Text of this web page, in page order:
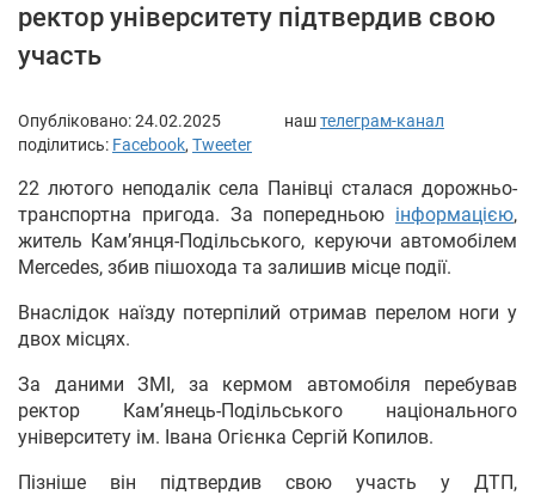
ректор університету підтвердив свою
участь
Опубліковано:24.02.2025 наштелеграм-канал
поділитись: Facebook, Tweeter
22 лютого неподалік села Панівці сталася дорожньо-
транспортна пригода. За попередньою інформацією,
житель Кам’янця-Подільського, керуючи автомобілем
Mercedes, збив пішохода та залишив місце події.
Внаслідок наїзду потерпілий отримав перелом ноги у
двох місцях.
За даними ЗМІ, за кермом автомобіля перебував
ректор Кам’янець-Подільського національного
університету ім. Івана Огієнка Сергій Копилов.
Пізніше він підтвердив свою участь у ДТП,